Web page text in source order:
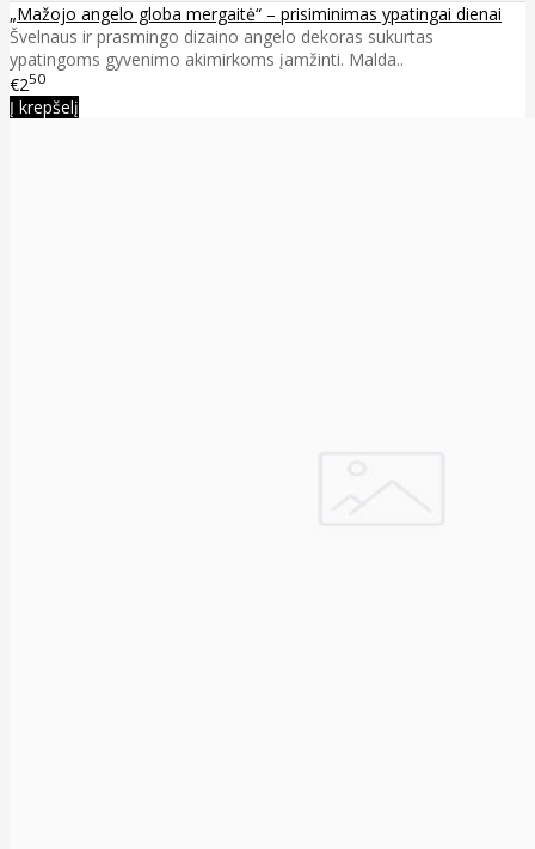
„Mažojo angelo globa mergaitė“ – prisiminimas ypatingai dienai
Švelnaus ir prasmingo dizaino angelo dekoras sukurtas
ypatingoms gyvenimo akimirkoms įamžinti. Malda..
€250
Į krepšelį